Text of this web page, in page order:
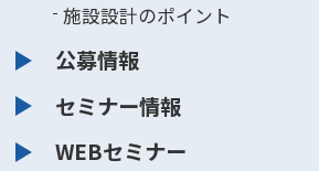
施設設計のポイント
公募情報
セミナー情報
WEBセミナー